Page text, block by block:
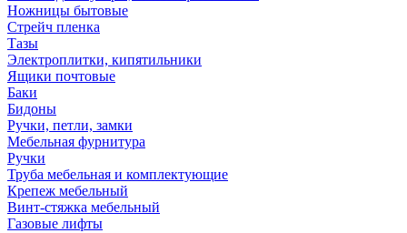
Ножницы бытовые
Стрейч пленка
Тазы
Электроплитки, кипятильники
Ящики почтовые
Баки
Бидоны
Ручки, петли, замки
Мебельная фурнитура
Ручки
Труба мебельная и комплектующие
Крепеж мебельный
Винт-стяжка мебельный
Газовые лифты